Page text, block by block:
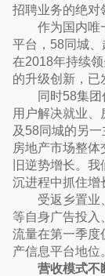
招聘业务的绝对
作为国内唯
平台，58同城
在2018年持续
的升级创新，已
同时58集
用户解决就业
及58同城的另
房地产市场整
旧逆势增长。
沉进程中抓住增
受返乡置业
等自身广告投入
流量在第一季度
产信息平台地位
营收模式不